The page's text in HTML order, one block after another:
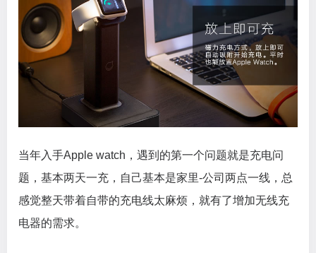
当年入手Apple watch，遇到的第一个问题就是充电问
题，基本两天一充，自己基本是家里-公司两点一线，总
感觉整天带着自带的充电线太麻烦，就有了增加无线充
电器的需求。